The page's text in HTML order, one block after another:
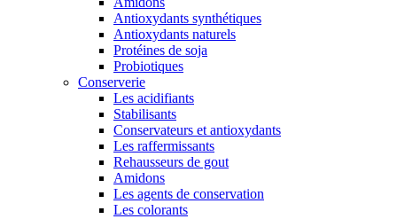
Antioxydants synthétiques
Antioxydants naturels
Protéines de soja
Probiotiques
Conserverie
Les acidifiants
Stabilisants
Conservateurs et antioxydants
Les raffermissants
Rehausseurs de gout
Amidons
Les agents de conservation
Les colorants